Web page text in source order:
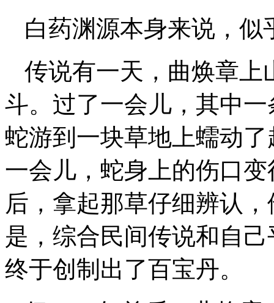
白药渊源本身来说，似
传说有一天，曲焕章上
斗。过了一会儿，其中
蛇游到一块草地上蠕动
一会儿，蛇身上的伤口
后，拿起那草仔细辨认
是，综合民间传说和自
终于创制出了百宝丹。